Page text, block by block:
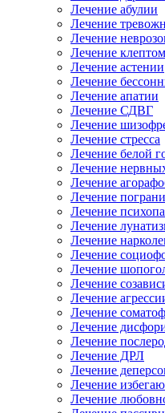
Лечение абулии
Лечение
Лечение
Лечение
Лечение астении
Лечение
Лечение апатии
Лечение СДВГ
Лечение
Лечение стресса
Лечение белой
Лечение
Лечение
Лечение
Лечение
Лечение
Лечение
Лечение
Лечение
Лечение
Лечение
Лечение
Лечение
Лечение
Лечение ДРЛ
Лечение
Лечение
Лечение